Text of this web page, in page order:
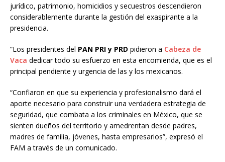
jurídico, patrimonio, homicidios y secuestros descendieron
considerablemente durante la gestión del exaspirante a la
presidencia.
“Los presidentes del PAN PRI y PRD pidieron a Cabeza de
Vaca dedicar todo su esfuerzo en esta encomienda, que es el
principal pendiente y urgencia de las y los mexicanos.
“Confiaron en que su experiencia y profesionalismo dará el
aporte necesario para construir una verdadera estrategia de
seguridad, que combata a los criminales en México, que se
sienten dueños del territorio y amedrentan desde padres,
madres de familia, jóvenes, hasta empresarios”, expresó el
FAM a través de un comunicado.